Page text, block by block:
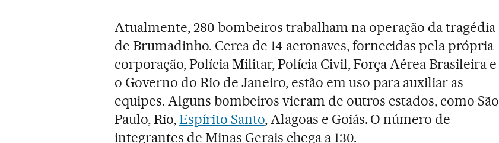
Atualmente, 280 bombeiros trabalham na operação da tragédia
de Brumadinho. Cerca de 14 aeronaves, fornecidas pela própria
corporação, Polícia Militar, Polícia Civil, Força Aérea Brasileira e
o Governo do Rio de Janeiro, estão em uso para auxiliar as
equipes. Alguns bombeiros vieram de outros estados, como São
Paulo, Rio,Espírito Santo, Alagoas e Goiás. O número de
integrantes de Minas Gerais chega a 130.